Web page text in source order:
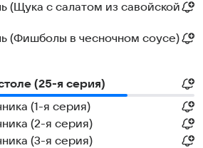
(Щука с салатом из савойской
(Фишболы в чесночном соусе)
(25-я серия)
(1-я серия)
(2-я серия)
(3-я серия)